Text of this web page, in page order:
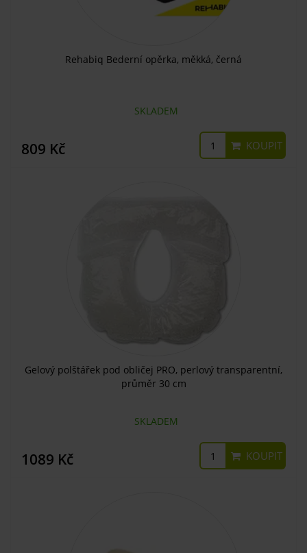
Rehabiq Bederní opěrka, měkká, černá
SKLADEM
809 Kč KOUPIT
Gelový polštářek pod obličej PRO, perlový transparentní,
průměr 30 cm
SKLADEM
1089 Kč KOUPIT